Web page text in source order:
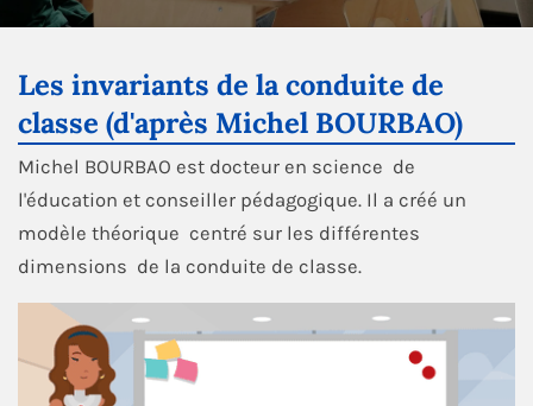
Les invariants de la conduite de
classe (d'après Michel BOURBAO)
Michel BOURBAO est docteur en science de
l'éducation et conseiller pédagogique. Il a créé un
modèle théorique centré sur les différentes
dimensions de la conduite de classe.